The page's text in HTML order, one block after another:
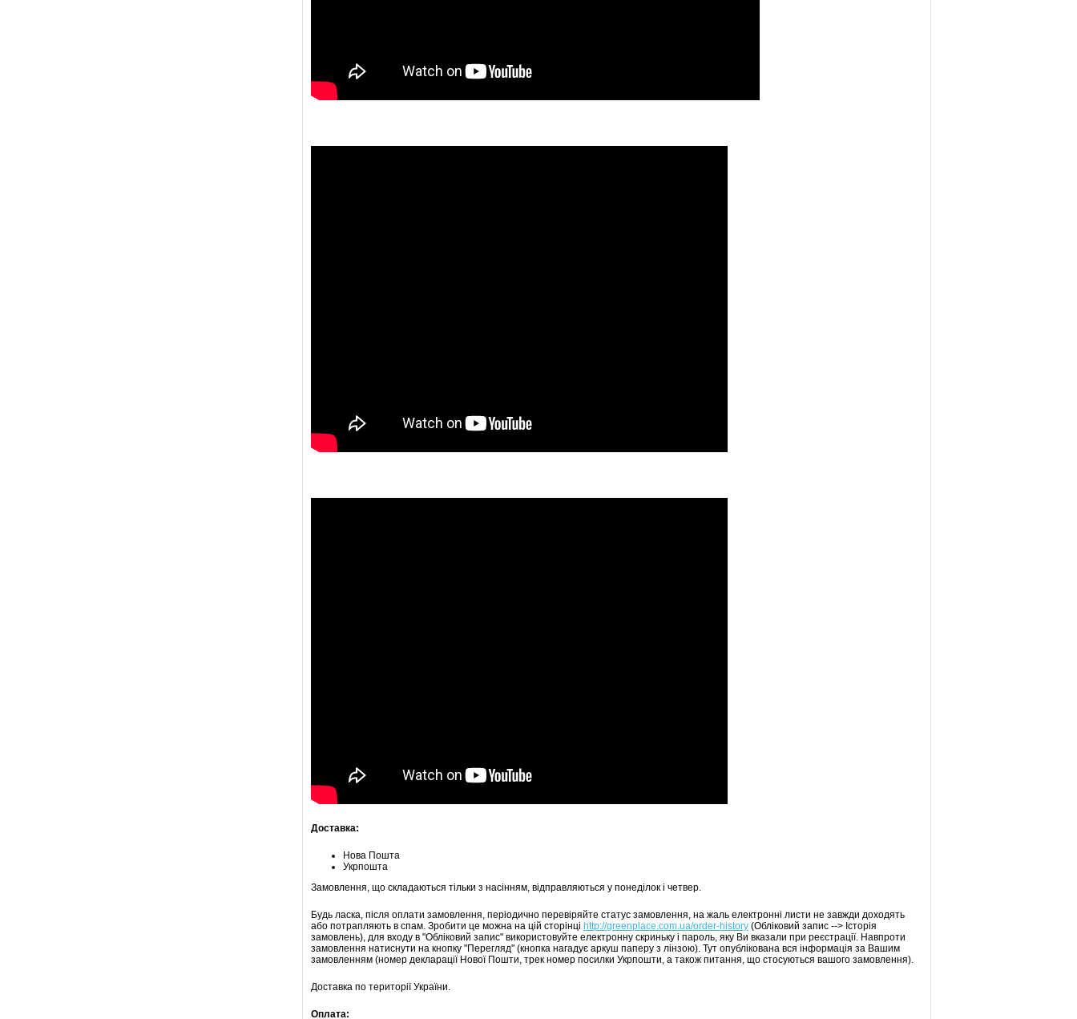
Доставка:
Нова Пошта
Укрпошта
Замовлення, що складаються тільки з насінням, відправляються у понеділок і четвер.
Будь ласка, після оплати замовлення, періодично перевіряйте статус замовлення, на жаль електронні листи не завжди доходять
або потрапляють в спам. Зробити це можна на цій сторінці http://greenplace.com.ua/order-history (Обліковий запис --> Історія
замовлень), для входу в "Обліковий запис" використовуйте електронну скриньку і пароль, яку Ви вказали при реєстрації. Навпроти
замовлення натиснути на кнопку "Перегляд" (кнопка нагадує аркуш паперу з лінзою). Тут опублікована вся інформація за Вашим
замовленням (номер декларації Нової Пошти, трек номер посилки Укрпошти, а також питання, що стосуються вашого замовлення).
Доставка по території України.
Оплата: